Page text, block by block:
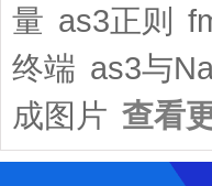
量 as3正则
终端 as3与
成图片 查看